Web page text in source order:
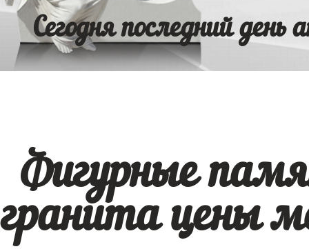
Сегодня последний день
Фигурные
гранита цены